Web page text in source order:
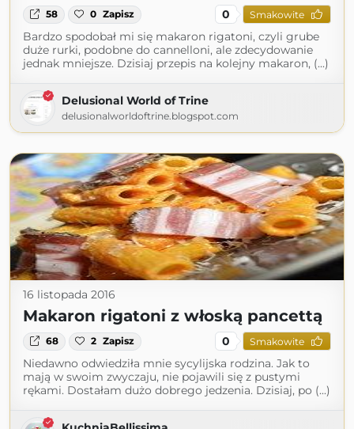
58 0 Zapisz 0 Smakowite
Bardzo spodobał mi się makaron rigatoni, czyli grube
duże rurki, podobne do cannelloni, ale zdecydowanie
jednak mniejsze. Dzisiaj przepis na kolejny makaron, (...)
Delusional World of Trine
delusionalworldoftrine.blogspot.com
16 listopada 2016
Makaron rigatoni z włoską pancettą
68 2 Zapisz 0 Smakowite
Niedawno odwiedziła mnie sycylijska rodzina. Jak to
mają w swoim zwyczaju, nie pojawili się z pustymi
rękami. Dostałam dużo dobrego jedzenia. Dzisiaj, po (...)